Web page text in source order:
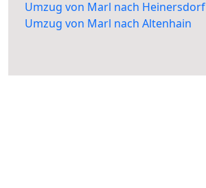
Umzug von Marl nach Heinersdorf
Umzug von Marl nach Altenhain